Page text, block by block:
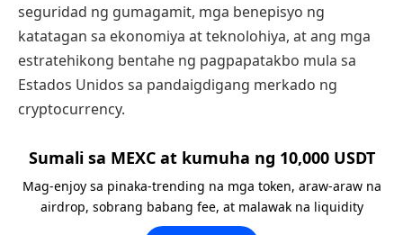
seguridad ng gumagamit, mga benepisyo ng
katatagan sa ekonomiya at teknolohiya, at ang mga
estratehikong bentahe ng pagpapatakbo mula sa
Estados Unidos sa pandaigdigang merkado ng
cryptocurrency.
Sumali sa MEXC at kumuha ng 10,000 USDT
Mag-enjoy sa pinaka-trending na mga token, araw-araw na
airdrop, sobrang babang fee, at malawak na liquidity